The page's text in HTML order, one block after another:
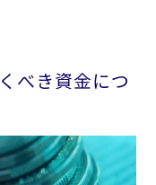
べき資金につ